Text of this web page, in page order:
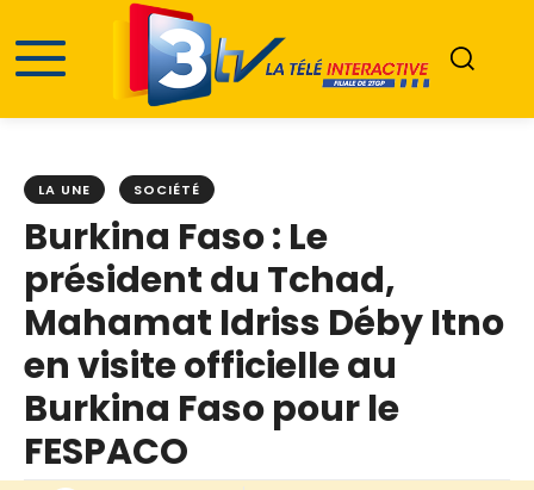
LA UNE SOCIÉTÉ
‎Burkina Faso : Le
président du Tchad,
Mahamat Idriss Déby Itno
en visite officielle au
Burkina Faso pour le
FESPACO ‎